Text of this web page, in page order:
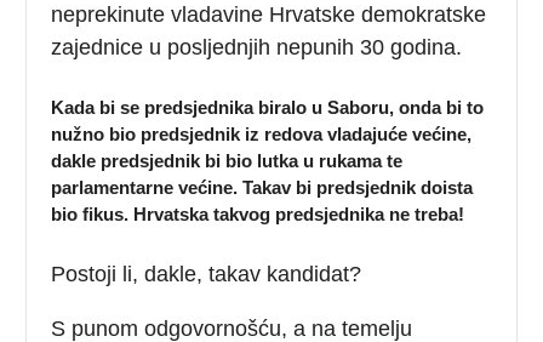
neprekinute vladavine Hrvatske demokratske
zajednice u posljednjih nepunih 30 godina.
Kada bi se predsjednika biralo u Saboru, onda bi to
nužno bio predsjednik iz redova vladajuće većine,
dakle predsjednik bi bio lutka u rukama te
parlamentarne većine. Takav bi predsjednik doista
bio fikus. Hrvatska takvog predsjednika ne treba!
Postoji li, dakle, takav kandidat?
S punom odgovornošću, a na temelju